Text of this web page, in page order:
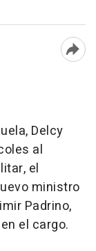
Delcy
al
el
ministro
Padrino,
el cargo.